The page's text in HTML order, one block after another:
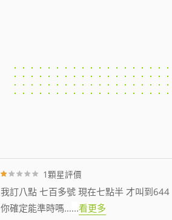
1顆星評價
我訂八點 七百多號 現在七點半 才叫到644
你確定能準時嗎…...看更多